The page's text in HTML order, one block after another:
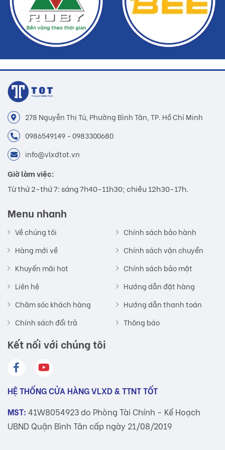
278 Nguyễn Thị Tú, Phường Bình Tân, TP. Hồ Chí Minh
0986549149 - 0983300680
info@vlxdtot.vn
Giờ làm việc:
Từ thứ 2-thứ 7: sáng 7h40-11h30; chiều 12h30-17h.
Menu nhanh
Về chúng tôi
Hàng mới về
Khuyến mãi hot
Liên hệ
Chăm sóc khách hàng
Chính sách đổi trả
Chính sách bảo hành
Chính sách vận chuyển
Chính sách bảo mật
Hướng dẫn đặt hàng
Hướng dẫn thanh toán
Thông báo
Kết nối với chúng tôi
HỆ THỐNG CỬA HÀNG VLXD & TTNT TỐT
MST: 41W8054923 do Phòng Tài Chính - Kế Hoạch
UBND Quận Bình Tân cấp ngày 21/08/2019